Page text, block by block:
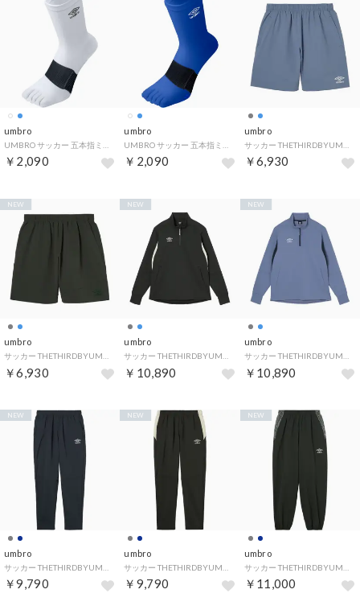
umbro
￥2,090
umbro
￥2,090
umbro
￥6,930
umbro
￥6,930
NEW
umbro
￥10,890
NEW
umbro
￥10,890
NEW
umbro
￥9,790
NEW
umbro
￥9,790
NEW
umbro
￥11,000
NEW